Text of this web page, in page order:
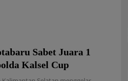
Sabet Juara 1
Kalsel Cup